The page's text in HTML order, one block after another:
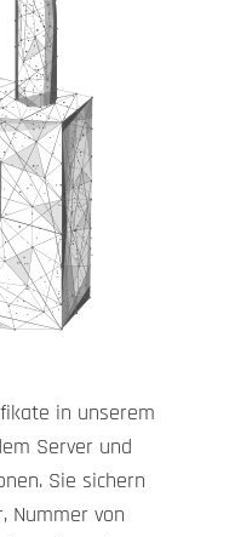
in unserem
Server und
Sie sichern
Nummer von